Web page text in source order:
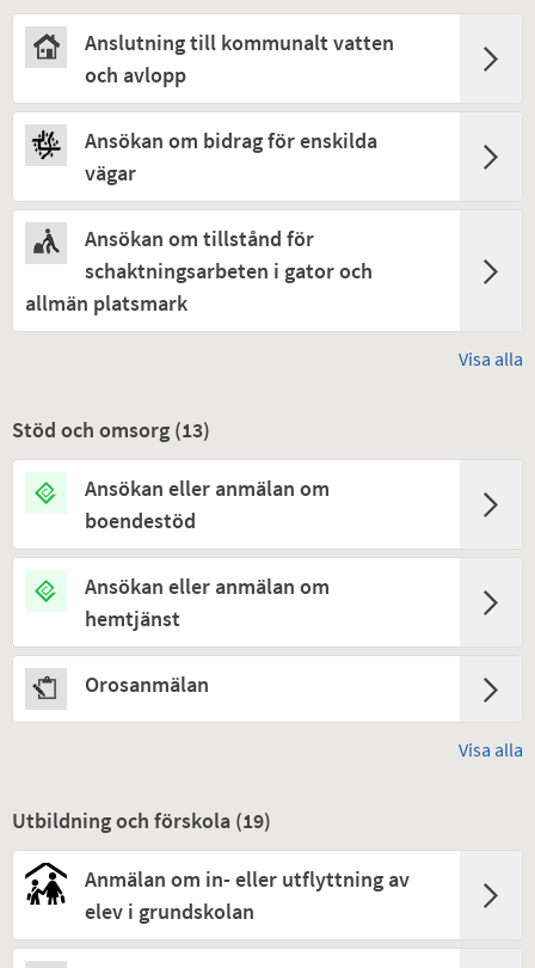
Anslutning till kommunalt vatten
och avlopp
Ansökan om bidrag för enskilda
vägar
Ansökan om tillstånd för
schaktningsarbeten i gator och
allmän platsmark
Visa alla
Stöd och omsorg (13)
Ansökan eller anmälan om
boendestöd
Ansökan eller anmälan om
hemtjänst
Orosanmälan
Visa alla
Utbildning och förskola (19)
Anmälan om in- eller utflyttning av
elev i grundskolan